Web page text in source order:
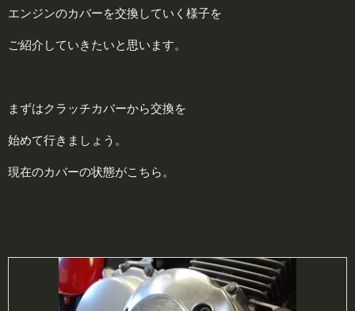
エンジンのカバーを交換していく様子を
ご紹介していきたいと思います。
まずはクラッチカバーから交換を
始めて行きましょう。
現在のカバーの状態がこちら。